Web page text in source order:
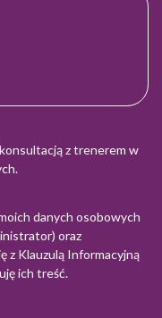
z trenerem w
danych osobowych
oraz
z Klauzulą Informacyjną
ich treść.